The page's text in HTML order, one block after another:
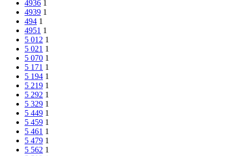
4936 1
4939 1
494 1
4951 1
5 012 1
5 021 1
5 070 1
5 171 1
5 194 1
5 219 1
5 292 1
5 329 1
5 449 1
5 459 1
5 461 1
5 479 1
5 562 1